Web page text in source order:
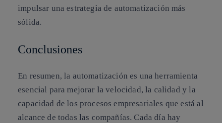
impulsar una estrategia de automatización más
sólida.
Conclusiones
En resumen, la automatización es una herramienta
esencial para mejorar la velocidad, la calidad y la
capacidad de los procesos empresariales que está al
alcance de todas las compañías. Cada día hay